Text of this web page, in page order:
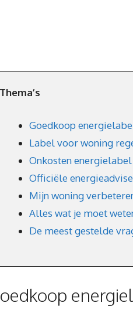
Thema’s
Goedkoop
Label voor woning
Onkosten energielabel
Officiële
Mijn woning
Alles wat je moet
De meest gestelde